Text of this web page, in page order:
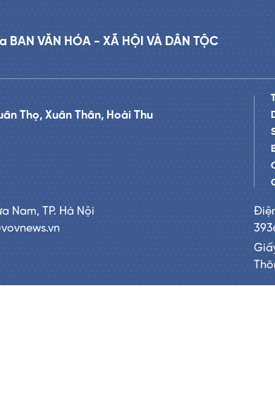
BAN VĂN HÓA - XÃ HỘI VÀ DÂN TỘC
Thọ, Xuân Thân, Hoài Thu
Nam, TP. Hà Nội